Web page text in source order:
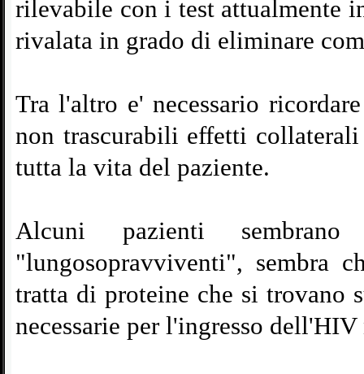
rilevabile con i test attualmente
rivalata in grado di eliminare
Tra l'altro e' necessario
non trascurabili effetti collaterali
tutta la vita del paziente.
Alcuni pazienti
"lungosopravviventi", sembra
tratta di proteine che si trovano
necessarie per l'ingresso